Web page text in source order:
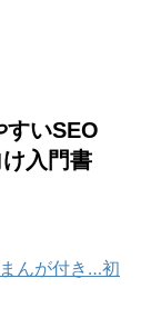
すいSEO
入門書
んが付き…初